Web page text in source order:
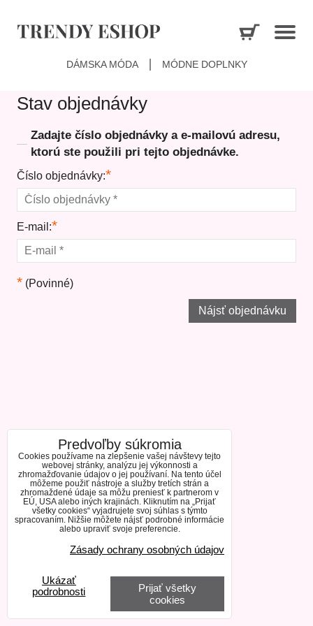
DÁMSKA MÓDA MÓDNE DOPLNKY
Stav objednávky
Zadajte číslo objednávky a e-mailovú adresu,
ktorú ste použili pri tejto objednávke.
Číslo objednávky:*
E-mail:*
* (Povinné)
Nájsť objednávku
Predvoľby súkromia
Cookies používame na zlepšenie vašej návštevy tejto
webovej stránky, analýzu jej výkonnosti a
zhromažďovanie údajov o jej používaní. Na tento účel
môžeme použiť nástroje a služby tretích strán a
zhromaždené údaje sa môžu preniesť k partnerom v
EÚ, USA alebo iných krajinách. Kliknutím na „Prijať
všetky cookies“ vyjadrujete svoj súhlas s týmto
spracovaním. Nižšie môžete nájsť podrobné informácie
alebo upraviť svoje preferencie.
Zásady ochrany osobných údajov
Ukázať
podrobnosti
Prijať všetky
cookies